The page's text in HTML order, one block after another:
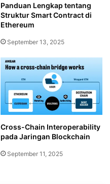
Panduan Lengkap tentang
Struktur Smart Contract di
Ethereum
September 13, 2025
Cross-Chain Interoperability
pada Jaringan Blockchain
September 11, 2025